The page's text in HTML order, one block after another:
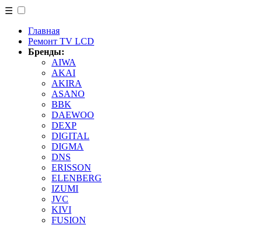
☰
Главная
Ремонт TV LCD
Бренды:
AIWA
AKAI
AKIRA
ASANO
BBK
DAEWOO
DEXP
DIGITAL
DIGMA
DNS
ERISSON
ELENBERG
IZUMI
JVC
KIVI
FUSION